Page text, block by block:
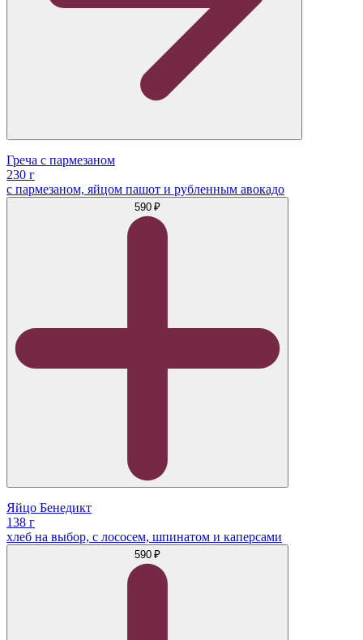
Греча с пармезаном
230 г
с пармезаном, яйцом пашот и рубленным авокадо
590 ₽
Яйцо Бенедикт
138 г
хлеб на выбор, с лососем, шпинатом и каперсами
590 ₽